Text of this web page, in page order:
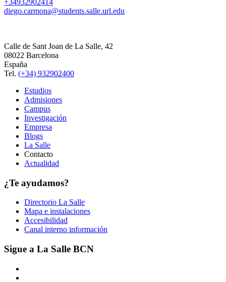
diego.carmona@students.salle.url.edu
Calle de Sant Joan de La Salle, 42
08022 Barcelona
España
Tel. (+34) 932902400
Estudios
Admisiones
Campus
Investigación
Empresa
Blogs
La Salle
Contacto
Actualidad
¿Te ayudamos?
Directorio La Salle
Mapa e instalaciones
Accesibilidad
Canal interno información
Sigue a La Salle BCN